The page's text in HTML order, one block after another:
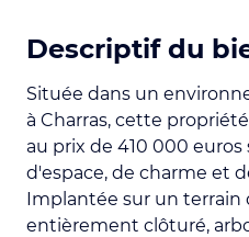
Descriptif du
Située dans un
à Charras, cette
au prix de 410 000
d'espace, de charme et
Implantée sur un terrain
entièrement clôturé,